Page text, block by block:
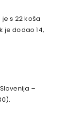
s 22 koša
je dodao 14,
–